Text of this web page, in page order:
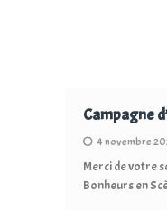
Campagne
4 novembre
Merci de votre
Bonheurs en